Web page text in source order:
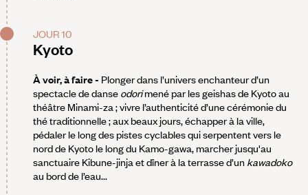
JOUR 10
Kyoto
À voir, à faire - Plonger dans l’univers enchanteur d’un
spectacle de danse odorimené par les geishas de Kyoto au
théâtre Minami-za ; vivre l’authenticité d’une cérémonie du
thé traditionnelle ; aux beaux jours, échapper à la ville,
pédaler le long des pistes cyclables qui serpentent vers le
nord de Kyoto le long du Kamo-gawa, marcher jusqu'au
sanctuaire Kibune-jinja et dîner à la terrasse d’un kawadoko
au bord de l’eau...